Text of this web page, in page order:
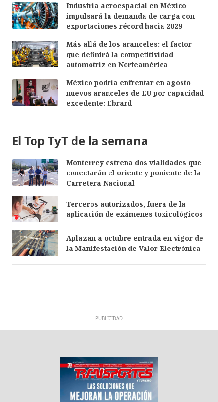
Industria aeroespacial en México
impulsará la demanda de carga con
exportaciones récord hacia 2029
Más allá de los aranceles: el factor
que definirá la competitividad
automotriz en Norteamérica
México podría enfrentar en agosto
nuevos aranceles de EU por capacidad
excedente: Ebrard
El Top TyT de la semana
Monterrey estrena dos vialidades que
conectarán el oriente y poniente de la
Carretera Nacional
Terceros autorizados, fuera de la
aplicación de exámenes toxicológicos
Aplazan a octubre entrada en vigor de
la Manifestación de Valor Electrónica
PUBLICIDAD